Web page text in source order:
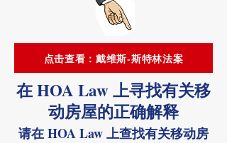
点击查看：戴维斯-斯特林法案
在 HOA Law 上寻找有关移
动房屋的正确解释
请在 HOA Law 上查找有关移动房